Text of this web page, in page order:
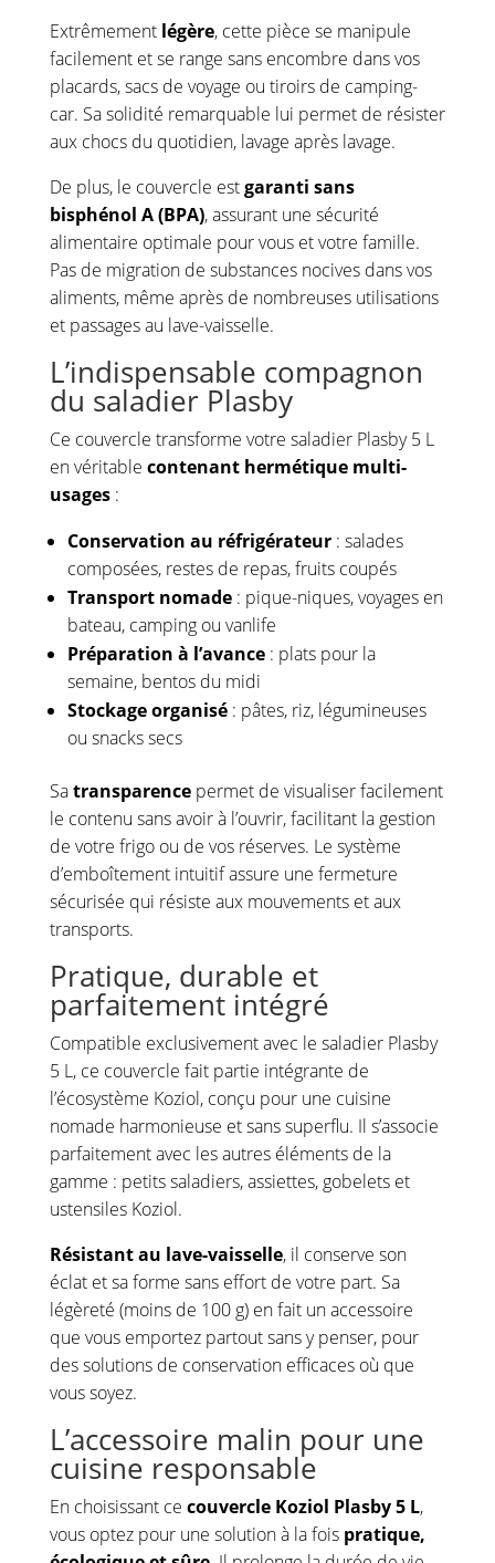
Extrêmement légère, cette pièce se manipule
facilement et se range sans encombre dans vos
placards, sacs de voyage ou tiroirs de camping-
car. Sa solidité remarquable lui permet de résister
aux chocs du quotidien, lavage après lavage.
De plus, le couvercle estgaranti sans
bisphénol A (BPA), assurant une sécurité
alimentaire optimale pour vous et votre famille.
Pas de migration de substances nocives dans vos
aliments, même après de nombreuses utilisations
et passages au lave-vaisselle.
L’indispensable compagnon
du saladier Plasby
Ce couvercle transforme votre saladier Plasby 5 L
en véritable contenant hermétique multi-
usages:
Conservation au réfrigérateur: salades
composées, restes de repas, fruits coupés
Transport nomade: pique-niques, voyages en
bateau, camping ou vanlife
Préparation à l’avance: plats pour la
semaine, bentos du midi
Stockage organisé: pâtes, riz, légumineuses
ou snacks secs
Satransparencepermet de visualiser facilement
le contenu sans avoir à l’ouvrir, facilitant la gestion
de votre frigo ou de vos réserves. Le système
d’emboîtement intuitif assure une fermeture
sécurisée qui résiste aux mouvements et aux
transports.
Pratique, durable et
parfaitement intégré
Compatible exclusivement avec le saladier Plasby
5 L, ce couvercle fait partie intégrante de
l’écosystème Koziol, conçu pour une cuisine
nomade harmonieuse et sans superflu. Il s’associe
parfaitement avec les autres éléments de la
gamme : petits saladiers, assiettes, gobelets et
ustensiles Koziol.
Résistant au lave-vaisselle, il conserve son
éclat et sa forme sans effort de votre part. Sa
légèreté (moins de 100 g) en fait un accessoire
que vous emportez partout sans y penser, pour
des solutions de conservation efficaces où que
vous soyez.
L’accessoire malin pour une
cuisine responsable
En choisissant ce couvercle Koziol Plasby 5 L,
vous optez pour une solution à la fois pratique,